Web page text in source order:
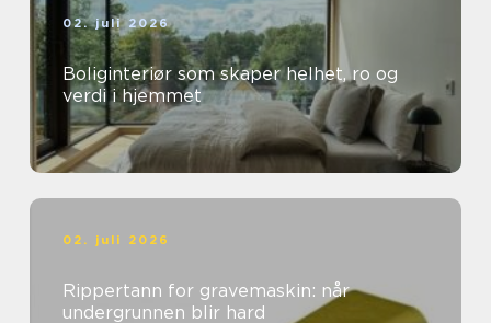
02. juli 2026
Boliginteriør som skaper helhet, ro og
verdi i hjemmet
02. juli 2026
Rippertann for gravemaskin: når
undergrunnen blir hard